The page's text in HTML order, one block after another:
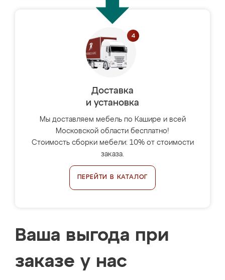
Доставка
и установка
Мы доставляем мебель по Кашире и всей
Московской области бесплатно!
Стоимость сборки мебели: 10% от стоимости
заказа.
ПЕРЕЙТИ В КАТАЛОГ
Ваша выгода при
заказе у нас